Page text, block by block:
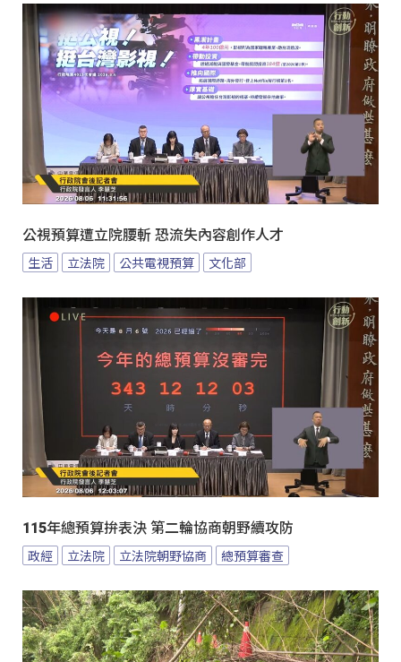
公視預算遭立院腰斬 恐流失內容創作人才
生活 立法院 公共電視預算 文化部
115年總預算拚表決 第二輪協商朝野續攻防
政經 立法院 立法院朝野協商 總預算審查